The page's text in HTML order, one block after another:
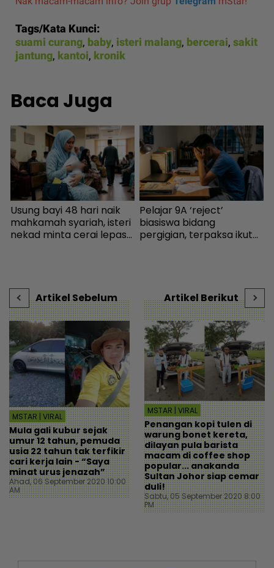
Tags/Kata Kunci:
suami curang, baby, isteri malang, bercerai, sakit
jantung, kantoi, kronik
Baca Juga
Usung bayi 48 hari naik
mahkamah syariah, isteri
nekad minta cerai lepas
Pelajar 9A ‘reject’
biasiswa bidang
pergigian, terpaksa ikut
Artikel Sebelum
MSTAR | VIRAL
Mula gali kubur sejak
umur 12 tahun, pemuda
usia 22 tahun tak terfikir
cari kerja lain - “Saya
minat urus jenazah”
Ahad, 06 September 2020 10:00
AM
Artikel Berikut
MSTAR | VIRAL
Penangan kopi tulen di
warung bonet kereta,
dilayan pula barista
macam di coffee shop
popular... anakanda
Sultan Johor siap cemar
duli!
Sabtu, 05 September 2020 8:00
PM